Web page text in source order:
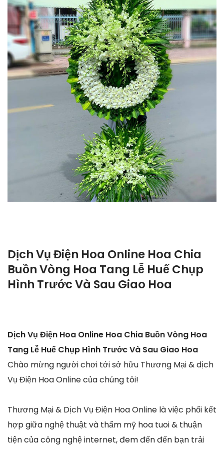
Dịch Vụ Điện Hoa Online Hoa Chia
Buồn Vòng Hoa Tang Lễ Huế Chụp
Hình Trước Và Sau Giao Hoa
Dịch Vụ Điện Hoa Online Hoa Chia Buồn Vòng Hoa
Tang Lễ Huế Chụp Hình Trước Và Sau Giao Hoa
Chào mừng người chơi tới sở hữu Thương Mại & dịch
Vụ Điện Hoa Online của chúng tôi!
Thương Mại & Dịch Vụ Điện Hoa Online là việc phối kết
hợp giữa nghệ thuật và thẩm mỹ hoa tuoi & thuận
tiện của công nghệ internet, đem đến đến bạn trải